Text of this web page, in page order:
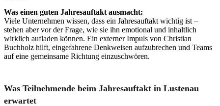
Was einen guten Jahresauftakt ausmacht:
Viele Unternehmen wissen, dass ein Jahresauftakt wichtig ist –
stehen aber vor der Frage, wie sie ihn emotional und inhaltlich
wirklich aufladen können. Ein externer Impuls von Christian
Buchholz hilft, eingefahrene Denkweisen aufzubrechen und Teams
auf eine gemeinsame Richtung einzuschwören.
Was Teilnehmende beim Jahresauftakt in Lustenau
erwartet